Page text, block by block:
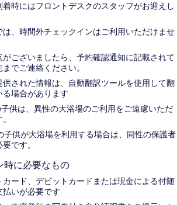
着時にはフロントデスクのスタッフがお迎えし
は、時間外チェックインはご利用いただけませ
がございましたら、予約確認通知に記載されて
でご連絡ください。
供された情報は、自動翻訳ツールを使用して翻
る場合があります
供は、異性の大浴場のご利用をご遠慮いただ
子供が大浴場を利用する場合は、同性の保護者
です。
時に必要なもの
カード、デビットカードまたは現金による付随
払いが必要です